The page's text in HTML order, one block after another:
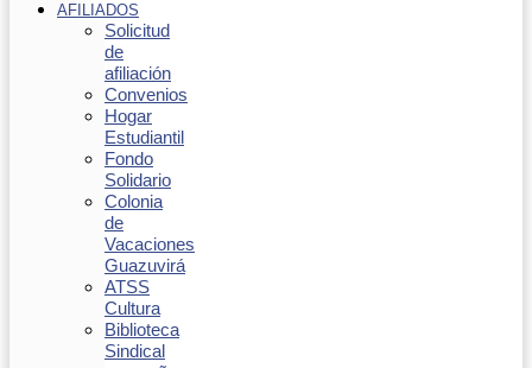
AFILIADOS
Solicitud
de
afiliación
Convenios
Hogar
Estudiantil
Fondo
Solidario
Colonia
de
Vacaciones
Guazuvirá
ATSS
Cultura
Biblioteca
Sindical